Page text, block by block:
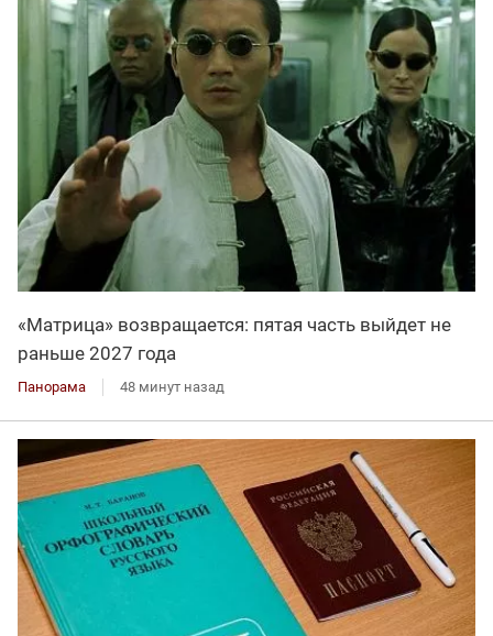
«Матрица» возвращается: пятая часть выйдет не
раньше 2027 года
Панорама 48 минут назад